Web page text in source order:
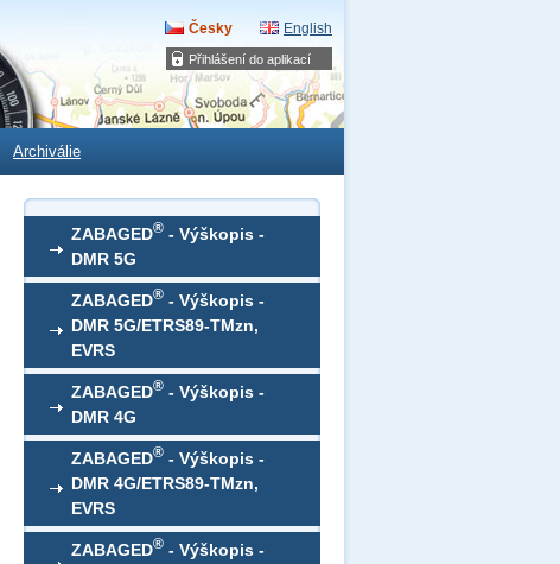
Přihlášení do aplikací
Česky English
Archiválie
ZABAGED® - Výškopis -
DMR 5G
ZABAGED® - Výškopis -
DMR 5G/ETRS89-TMzn,
EVRS
ZABAGED® - Výškopis -
DMR 4G
ZABAGED® - Výškopis -
DMR 4G/ETRS89-TMzn,
EVRS
ZABAGED® - Výškopis -